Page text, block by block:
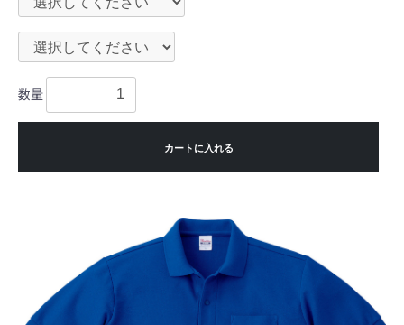
数量
カートに入れる